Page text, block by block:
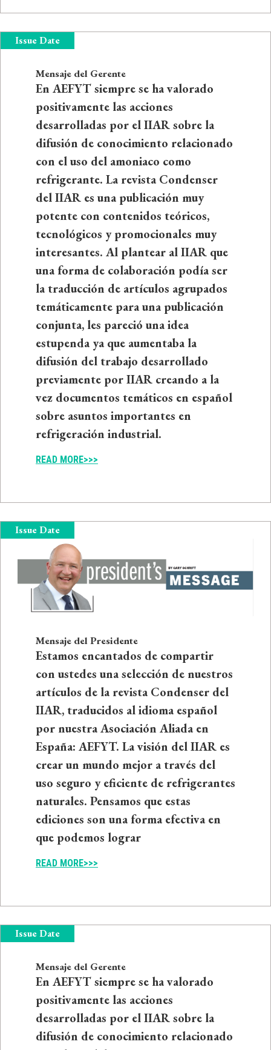
Issue Date
Mensaje del Gerente
En AEFYT siempre se ha valorado
positivamente las acciones
desarrolladas por el IIAR sobre la
difusión de conocimiento relacionado
con el uso del amoniaco como
refrigerante. La revista Condenser
del IIAR es una publicación muy
potente con contenidos teóricos,
tecnológicos y promocionales muy
interesantes. Al plantear al IIAR que
una forma de colaboración podía ser
la traducción de artículos agrupados
temáticamente para una publicación
conjunta, les pareció una idea
estupenda ya que aumentaba la
difusión del trabajo desarrollado
previamente por IIAR creando a la
vez documentos temáticos en español
sobre asuntos importantes en
refrigeración industrial.
READ MORE>>>
Issue Date
Mensaje del Presidente
Estamos encantados de compartir
con ustedes una selección de nuestros
artículos de la revista Condenser del
IIAR, traducidos al idioma español
por nuestra Asociación Aliada en
España: AEFYT. La visión del IIAR es
crear un mundo mejor a través del
uso seguro y eficiente de refrigerantes
naturales. Pensamos que estas
ediciones son una forma efectiva en
que podemos lograr
READ MORE>>>
Issue Date
Mensaje del Gerente
En AEFYT siempre se ha valorado
positivamente las acciones
desarrolladas por el IIAR sobre la
difusión de conocimiento relacionado